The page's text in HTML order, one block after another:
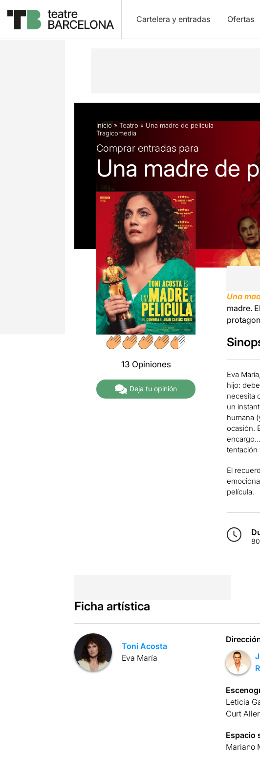
Cartelera y entradas Ofertas
Descripción Ficha artística Fotos y vídeos
Inicio» Teatro » Una madre de película
Tragicomedia
Comprar entradas para
Una madre de
13 Opiniones
Deja tu opinión
Una
madre.
Eva
hijo:
necesita
un
humana
ocasión.
tentación
El
película.
Ficha artística
Toni Acosta
Eva María
Leticia
Curt
Espacio
Mariano